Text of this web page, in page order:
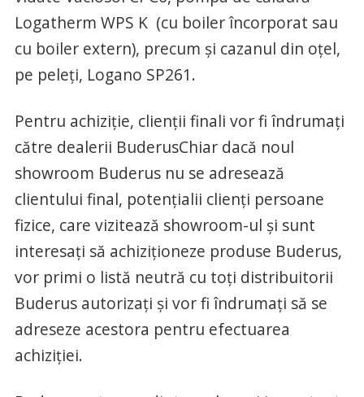
Logatherm WPS K (cu boiler încorporat sau
cu boiler extern), precum şi cazanul din oţel,
pe peleţi, Logano SP261.
Pentru achiziţie, clienţii finali vor fi îndrumaţi
către dealerii BuderusChiar dacă noul
showroom Buderus nu se adresează
clientului final, potenţialii clienţi persoane
fizice, care vizitează showroom-ul şi sunt
interesaţi să achiziţioneze produse Buderus,
vor primi o listă neutră cu toţi distribuitorii
Buderus autorizaţi şi vor fi îndrumaţi să se
adreseze acestora pentru efectuarea
achiziţiei.